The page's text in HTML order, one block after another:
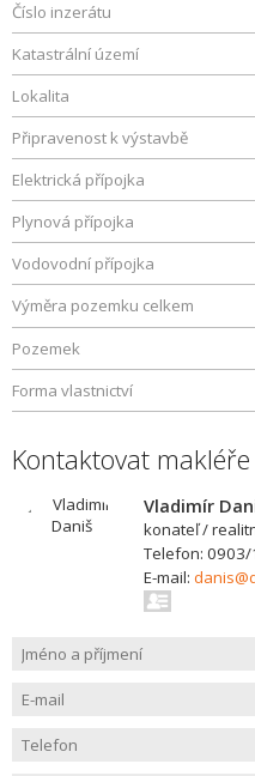
Číslo inzerátu
Katastrální území
Lokalita
Připravenost k výstavbě
Elektrická přípojka
Plynová přípojka
Vodovodní přípojka
Výměra pozemku celkem
Pozemek
Forma vlastnictví
Kontaktovat makléře
Vladimír
konateľ /
Telefon:
E-mail: